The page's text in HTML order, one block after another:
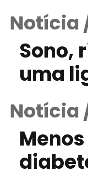
Notícia
Sono,
uma
Notícia